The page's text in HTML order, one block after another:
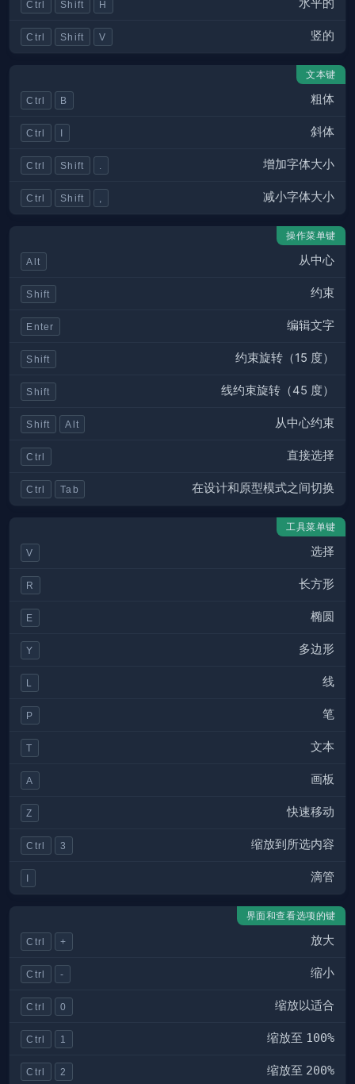
Ctrl Shift H 水平的
Ctrl Shift V 竖的
文本键
Ctrl B 粗体
Ctrl I 斜体
Ctrl Shift 增加字体大小
Ctrl Shift 减小字体大小
操作菜单键
Alt 从中心
Shift 约束
Enter 编辑文字
Shift 约束旋转（15 度）
Shift 线约束旋转（45 度）
Shift Alt 从中心约束
Ctrl 直接选择
Ctrl Tab 在设计和原型模式之间切换
工具菜单键
V 选择
R 长方形
E 椭圆
Y 多边形
L 线
P 笔
T 文本
A 画板
Z 快速移动
Ctrl 3 缩放到所选内容
I 滴管
界面和查看选项的键
Ctrl + 放大
Ctrl - 缩小
Ctrl 0 缩放以适合
Ctrl 1 缩放至 100%
Ctrl 2 缩放至 200%